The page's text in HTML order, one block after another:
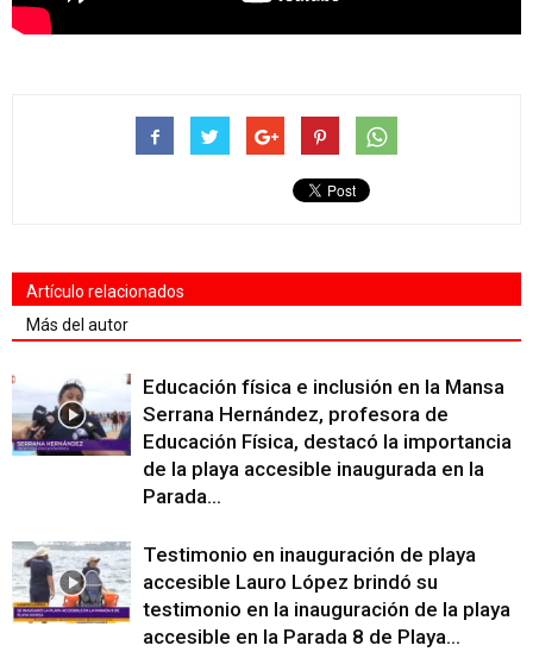
Artículo relacionados
Más del autor
Educación física e inclusión en la Mansa
Serrana Hernández, profesora de
Educación Física, destacó la importancia
de la playa accesible inaugurada en la
Parada...
Testimonio en inauguración de playa
accesible Lauro López brindó su
testimonio en la inauguración de la playa
accesible en la Parada 8 de Playa...